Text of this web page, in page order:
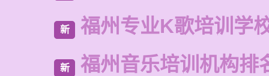
新 福州专业K歌培训学
新 福州音乐培训机构排